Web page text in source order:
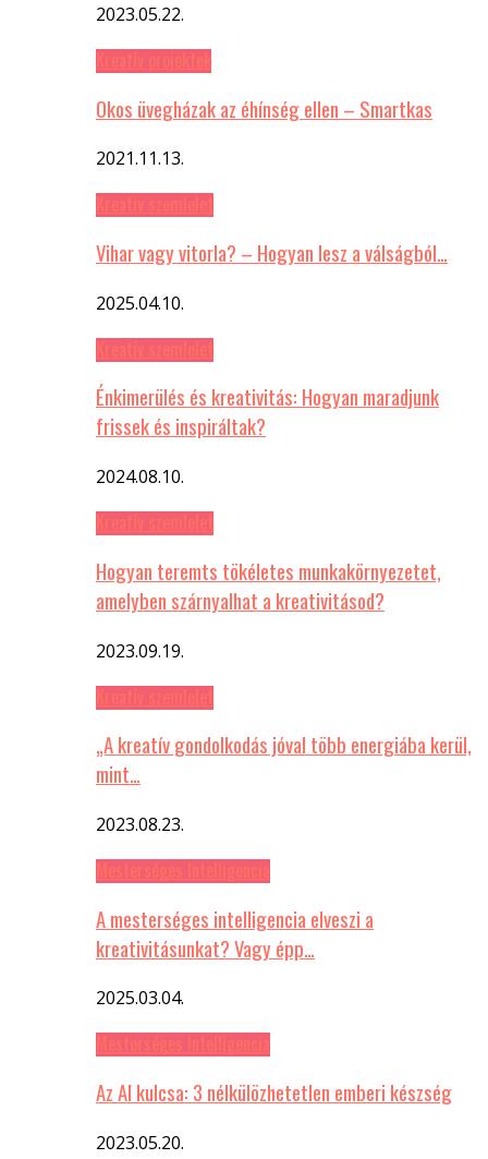
2023.05.22.
Okos üvegházak az éhínség ellen – Smartkas
2021.11.13.
Vihar vagy vitorla? – Hogyan lesz a válságból…
2025.04.10.
Énkimerülés és kreativitás: Hogyan maradjunk
frissek és inspiráltak?
2024.08.10.
Hogyan teremts tökéletes munkakörnyezetet,
amelyben szárnyalhat a kreativitásod?
2023.09.19.
„A kreatív gondolkodás jóval több energiába kerül,
mint…
2023.08.23.
A mesterséges intelligencia elveszi a
kreativitásunkat? Vagy épp…
2025.03.04.
Az AI kulcsa: 3 nélkülözhetetlen emberi készség
2023.05.20.